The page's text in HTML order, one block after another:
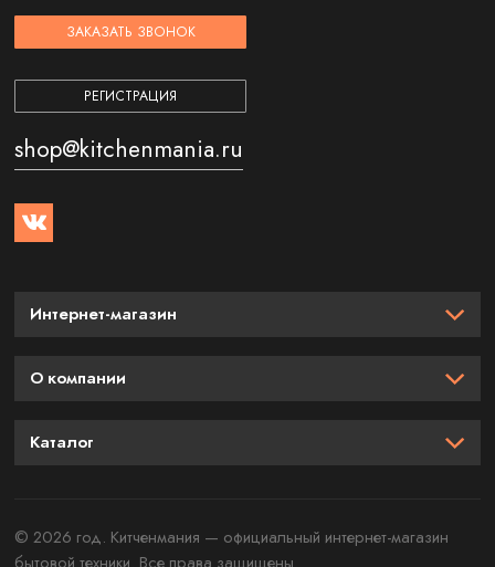
ЗАКАЗАТЬ ЗВОНОК
РЕГИСТРАЦИЯ
shop@kitchenmania.ru
Интернет-магазин
О компании
Каталог
© 2026 год. Китченмания — официальный интернет-магазин